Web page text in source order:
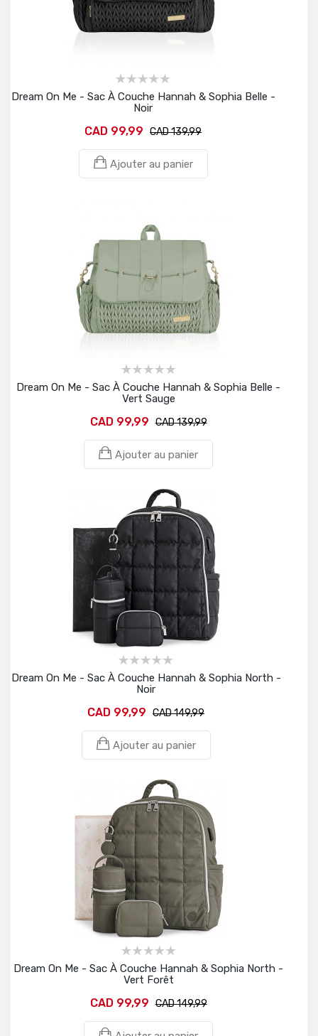
Dream On Me - Sac À Couche Hannah & Sophia Belle -
Noir
CAD 99,99 CAD 139,99
Ajouter au panier
Dream On Me - Sac À Couche Hannah & Sophia Belle -
Vert Sauge
CAD 99,99 CAD 139,99
Ajouter au panier
Dream On Me - Sac À Couche Hannah & Sophia North -
Noir
CAD 99,99 CAD 149,99
Ajouter au panier
Dream On Me - Sac À Couche Hannah & Sophia North -
Vert Forêt
CAD 99,99 CAD 149,99